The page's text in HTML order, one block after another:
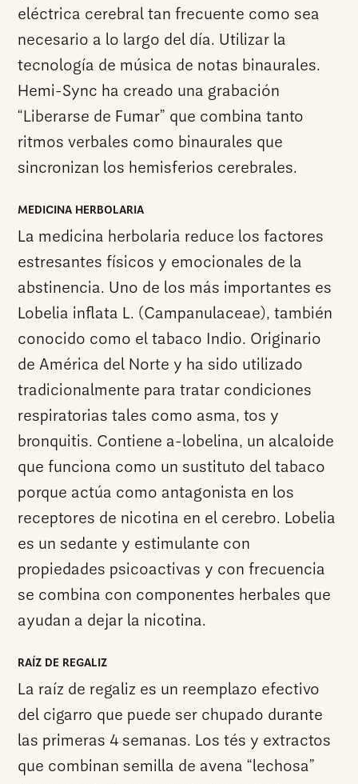
eléctrica cerebral tan frecuente como sea
necesario a lo largo del día. Utilizar la
tecnología de música de notas binaurales.
Hemi-Sync ha creado una grabación
“Liberarse de Fumar” que combina tanto
ritmos verbales como binaurales que
sincronizan los hemisferios cerebrales.
MEDICINA HERBOLARIA
La medicina herbolaria reduce los factores
estresantes físicos y emocionales de la
abstinencia. Uno de los más importantes es
Lobelia inflata L. (Campanulaceae), también
conocido como el tabaco Indio. Originario
de América del Norte y ha sido utilizado
tradicionalmente para tratar condiciones
respiratorias tales como asma, tos y
bronquitis. Contiene a-lobelina, un alcaloide
que funciona como un sustituto del tabaco
porque actúa como antagonista en los
receptores de nicotina en el cerebro. Lobelia
es un sedante y estimulante con
propiedades psicoactivas y con frecuencia
se combina con componentes herbales que
ayudan a dejar la nicotina.
RAÍZ DE REGALIZ
La raíz de regaliz es un reemplazo efectivo
del cigarro que puede ser chupado durante
las primeras 4 semanas. Los tés y extractos
que combinan semilla de avena “lechosa”